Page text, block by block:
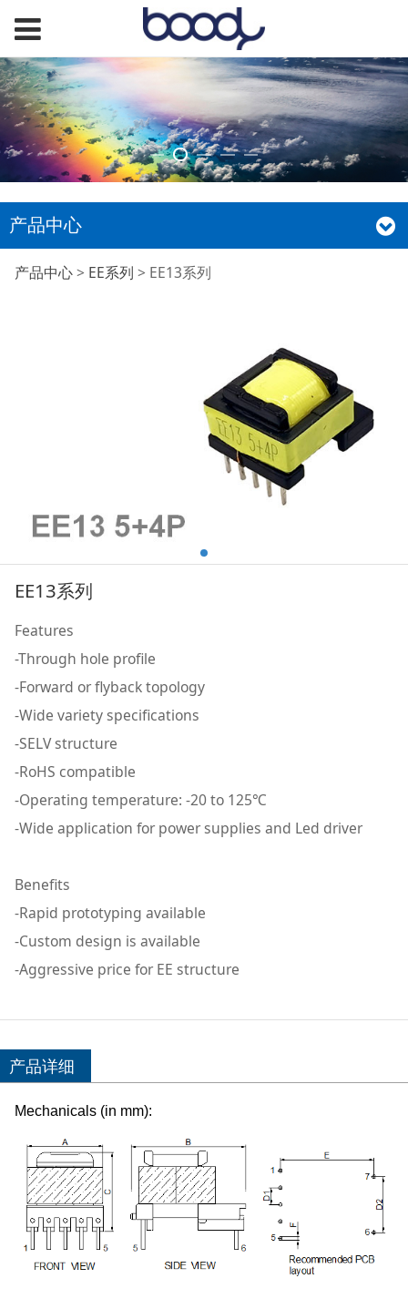
产品中心
EE13系列
产品中心> EE系列 > EE13系列
EE13系列
Features
-Through hole profile
-Forward or flyback topology
-Wide variety specifications
-SELV structure
-RoHS compatible
-Operating temperature: -20 to 125℃
-Wide application for power supplies and Led driver
Benefits
-Rapid prototyping available
-Custom design is available
-Aggressive price for EE structure
产品详细
Mechanicals (in mm):